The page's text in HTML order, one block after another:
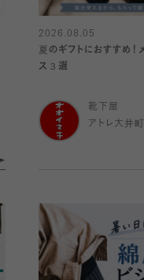
2026.08.05
夏のギフトにおすすめ！
ス３選
靴下屋
アトレ大井町